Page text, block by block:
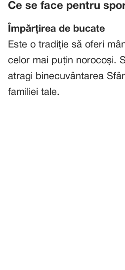
Ce se face pentru
Împărțirea de bucate
Este o tradiție să oferi
celor mai puțin norocoși.
atragi binecuvântarea
familiei tale.